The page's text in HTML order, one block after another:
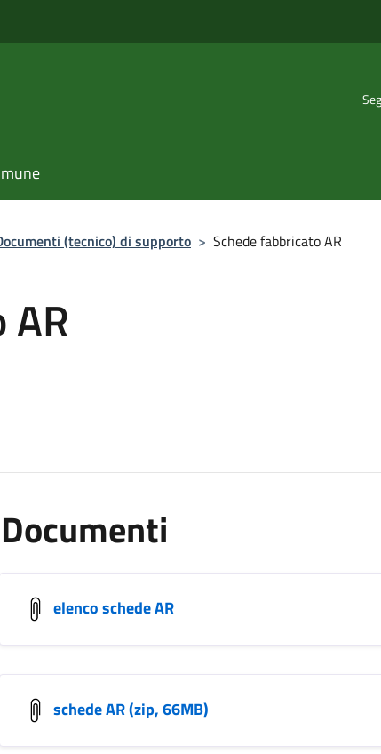
(tecnico) di supporto > Schede fabbricato AR
Documenti
elenco schede AR
schede AR (zip, 66MB)